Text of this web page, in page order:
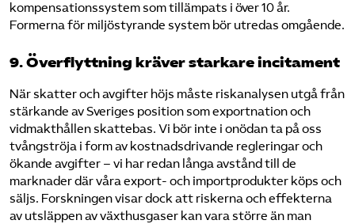
kompensationssystem som tillämpats i över 10 år.
Formerna för miljöstyrande system bör utredas omgående.
9. Överflyttning kräver starkare incitament
När skatter och avgifter höjs måste riskanalysen utgå från
stärkande av Sveriges position som exportnation och
vidmakthållen skattebas. Vi bör inte i onödan ta på oss
tvångströja i form av kostnadsdrivande regleringar och
ökande avgifter – vi har redan långa avstånd till de
marknader där våra export- och importprodukter köps och
säljs. Forskningen visar dock att riskerna och effekterna
av utsläppen av växthusgaser kan vara större än man